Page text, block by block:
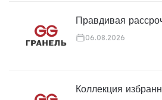
Правдивая
06.08.2026
Коллекция